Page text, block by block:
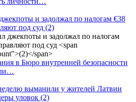
и задолжал по налогам €38
под суд (2)
в Бюро внутренней безопасности
выманили у жителей Латвии
уловок (2)